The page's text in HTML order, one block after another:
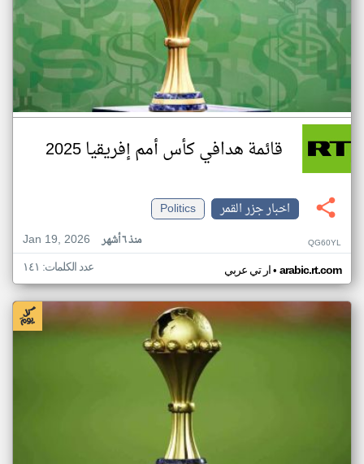
قائمة هدافي كأس أمم إفريقيا 2025
اخبار جزر القمر
Politics
Jan 19, 2026
منذ ٦ أشهر QG60YL
ار تي عربي• arabic.rt.com عدد الكلمات: ١٤١